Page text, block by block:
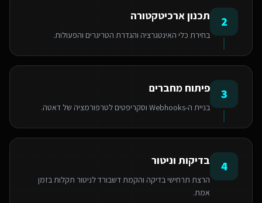
2 תכנון ארכיטקטורה
בחירת כלי האינטגרציה והגדרת הטריגרים והפעולות.
3 פיתוח מחברים
בניית ה-Webhooks וסקריפטים לטרפורמציה של דאטה.
4 בדיקות וניטור
הרצת תרחישי בדיקה והקמת דשבורד לניטור תקלות בזמן
אמת.